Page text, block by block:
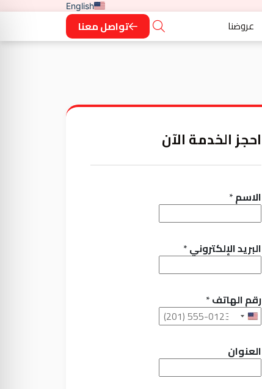
English
عروضنا تواصل معنا
احجز الخدمة الآن
الاسم*
البريد الإلكتروني*
رقم الهاتف*
U
i
t
e
العنوان